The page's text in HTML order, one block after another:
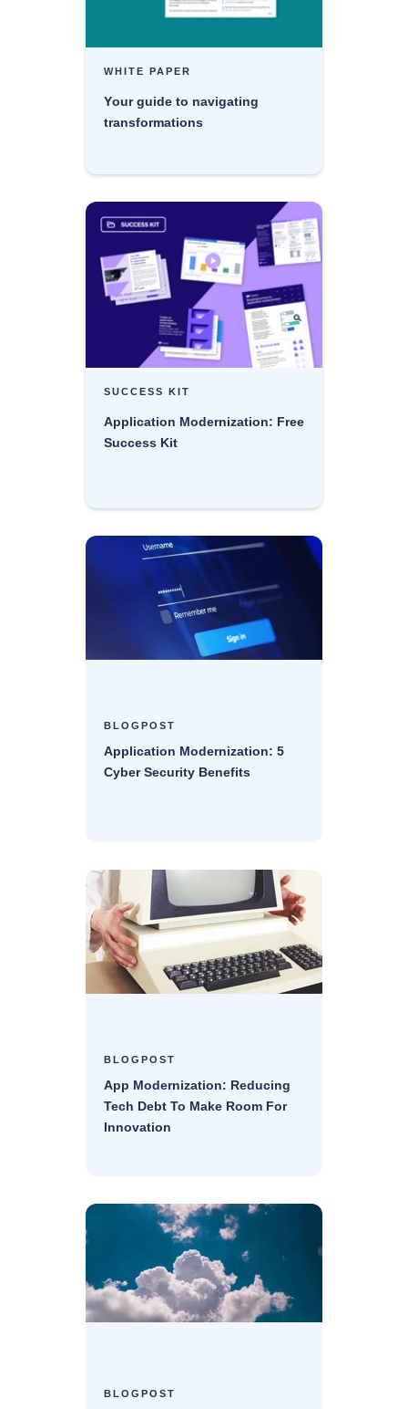
WHITE PAPER
Your guide to navigating
transformations
SUCCESS KIT
Application Modernization: Free
Success Kit
BLOGPOST
Application Modernization: 5
Cyber Security Benefits
BLOGPOST
App Modernization: Reducing
Tech Debt To Make Room For
Innovation
BLOGPOST